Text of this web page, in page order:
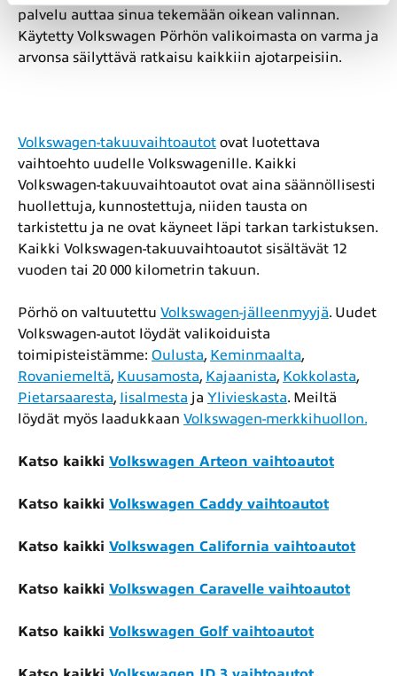
palvelu auttaa sinua tekemään oikean valinnan.
Käytetty Volkswagen Pörhön valikoimasta on varma ja
arvonsa säilyttävä ratkaisu kaikkiin ajotarpeisiin.
Volkswagen-takuuvaihtoautot ovat luotettava
vaihtoehto uudelle Volkswagenille. Kaikki
Volkswagen-takuuvaihtoautot ovat aina säännöllisesti
huollettuja, kunnostettuja, niiden tausta on
tarkistettu ja ne ovat käyneet läpi tarkan tarkistuksen.
Kaikki Volkswagen-takuuvaihtoautot sisältävät 12
vuoden tai 20 000 kilometrin takuun.
Pörhö on valtuutettu Volkswagen-jälleenmyyjä. Uudet
Volkswagen-autot löydät valikoiduista
toimipisteistämme: Oulusta, Keminmaalta,
Rovaniemeltä, Kuusamosta, Kajaanista, Kokkolasta,
Pietarsaaresta, Iisalmesta ja Ylivieskasta. Meiltä
löydät myös laadukkaan Volkswagen-merkkihuollon.
Katso kaikki Volkswagen Arteon vaihtoautot
Katso kaikki Volkswagen Caddy vaihtoautot
Katso kaikki Volkswagen California vaihtoautot
Katso kaikki Volkswagen Caravelle vaihtoautot
Katso kaikki Volkswagen Golf vaihtoautot